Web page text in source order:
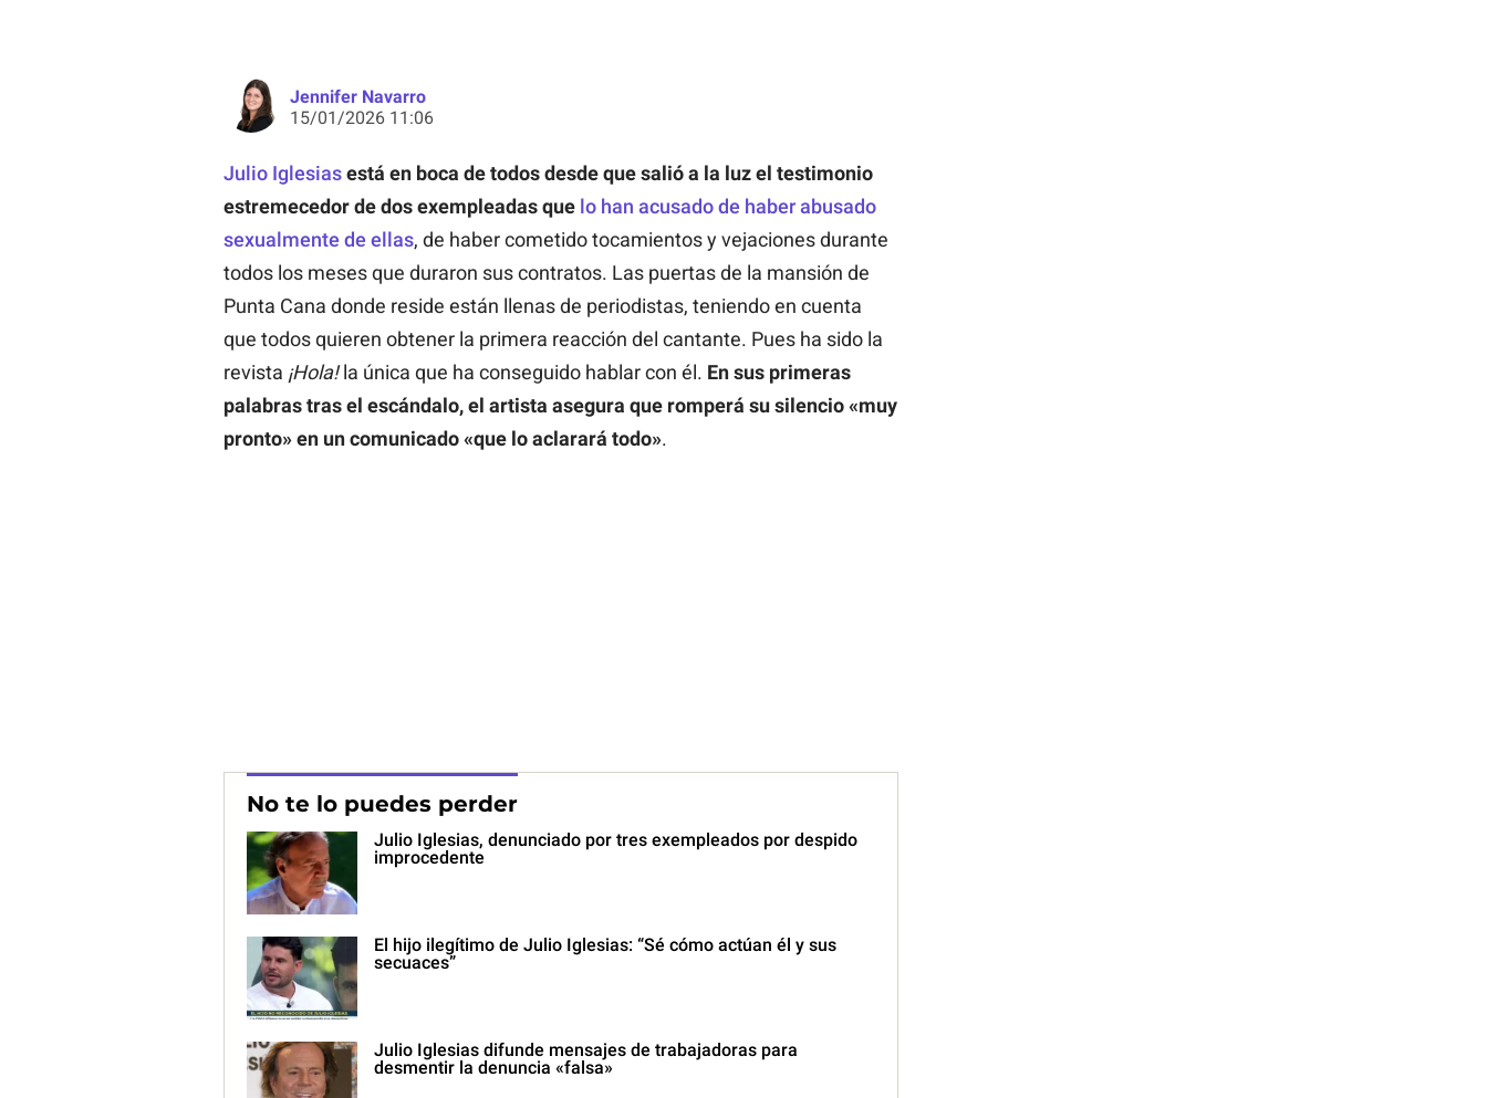
Jennifer Navarro
15/01/2026 11:06
Julio Iglesias está en boca de todos desde que salió a la luz el testimonio
estremecedor de dos exempleadas que lo han acusado de haber abusado
sexualmente de ellas, de haber cometido tocamientos y vejaciones durante
todos los meses que duraron sus contratos. Las puertas de la mansión de
Punta Cana donde reside están llenas de periodistas, teniendo en cuenta
que todos quieren obtener la primera reacción del cantante. Pues ha sido la
revista ¡Hola!la única que ha conseguido hablar con él. En sus primeras
palabras tras el escándalo, el artista asegura que romperá su silencio «muy
pronto» en un comunicado «que lo aclarará todo».
No te lo puedes perder
Julio Iglesias, denunciado por tres exempleados por despido
improcedente
El hijo ilegítimo de Julio Iglesias: “Sé cómo actúan él y sus
secuaces”
Julio Iglesias difunde mensajes de trabajadoras para
desmentir la denuncia «falsa»